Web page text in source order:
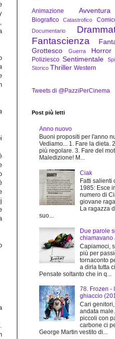
Animazione Avventura
Biografico Catastrofico
Documentario
Fantascienza
Grottesco Guerra Horror
Poliziesco Sentimentale
Storico Thriller Western
Tweets di @PazziPerCinema
Post più letti
Anno nuovo
Buoni propositi per l'anno
Vediamo... 1. Fare la dieta.
più regolare. 3. Fare del
Maledizione! M...
Ciak
Fatti salienti
1985: Esce
numero di
giovane
La ragazza
suo...
Due parole
chiamavano
Capiamoci,
più per
tornaconto
a dirla tutta
Pensate soltanto che in q...
78. Frozen -
ghiaccio
Cari
andata
piccoli con
carbone ci
George Martin vestito di...